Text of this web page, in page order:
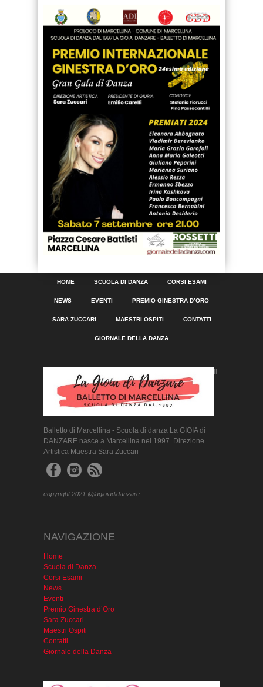
HOME SCUOLA DI DANZA CORSI ESAMI
NEWS EVENTI PREMIO GINESTRA D’ORO
SARA ZUCCARI MAESTRI OSPITI CONTATTI
GIORNALE DELLA DANZA
Il
Balletto di Marcellina - Scuola di danza La GIOIA di
DANZARE nasce a Marcellina nel 1997. Direzione
Artistica Maestra Sara Zuccari
copyright 2021 @lagioiadidanzare
NAVIGAZIONE
Home
Scuola di Danza
Corsi Esami
News
Eventi
Premio Ginestra d’Oro
Sara Zuccari
Maestri Ospiti
Contatti
Giornale della Danza